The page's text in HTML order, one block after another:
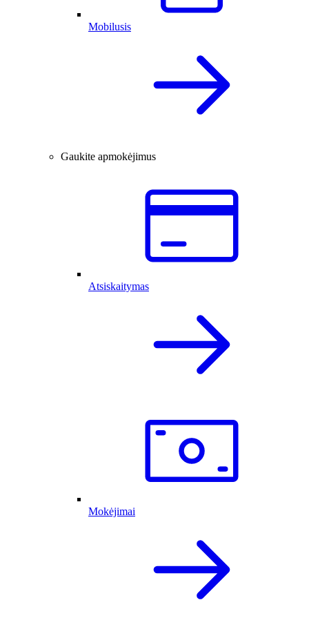
Mobilusis
Gaukite apmokėjimus
Atsiskaitymas
Mokėjimai